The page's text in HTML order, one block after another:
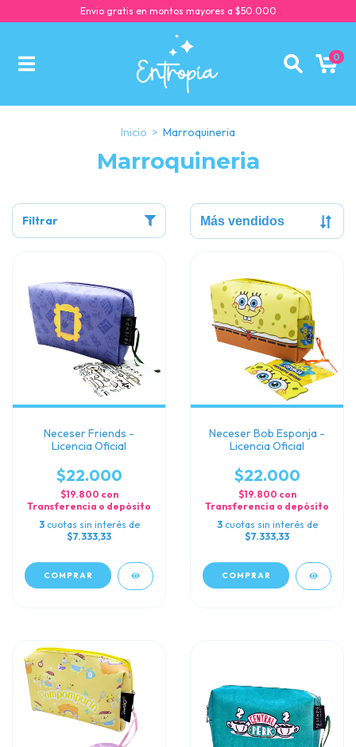
Envio gratis en montos mayores a $50.000
0
Inicio > Marroquineria
Marroquineria
Filtrar
Neceser Friends -
Licencia Oficial
$22.000
$19.800 con
Transferencia o depósito
3 cuotas sin interés de
$7.333,33
Neceser Bob Esponja -
Licencia Oficial
$22.000
$19.800 con
Transferencia o depósito
3 cuotas sin interés de
$7.333,33